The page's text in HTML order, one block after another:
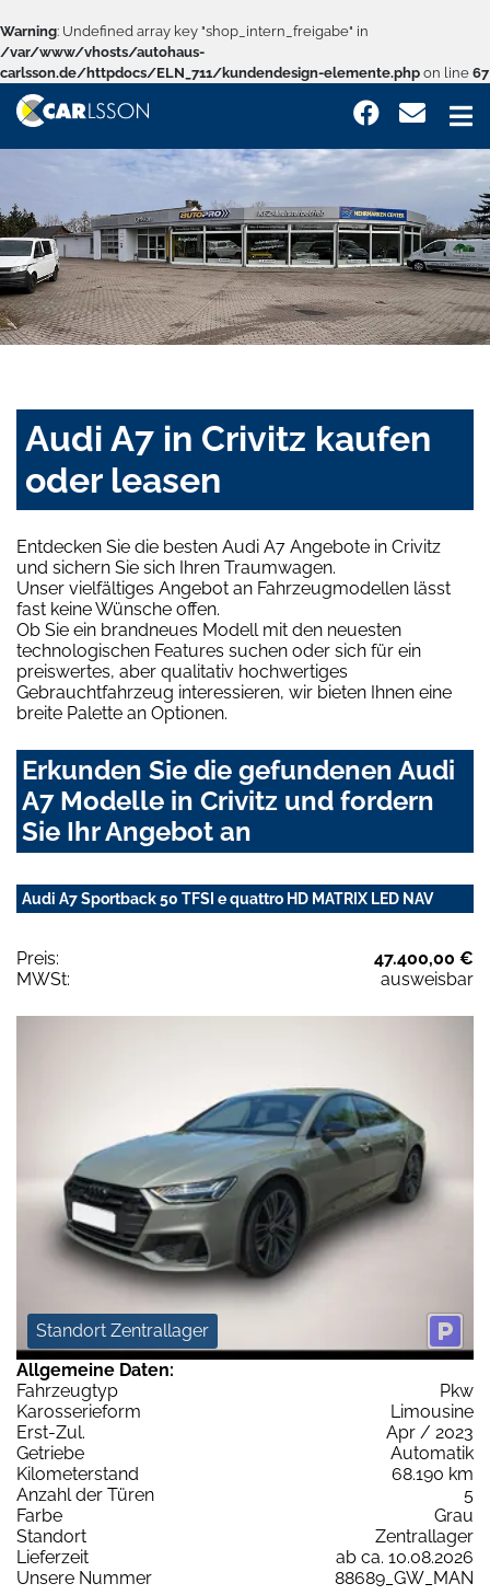
Warning: Undefined array key "shop_intern_freigabe" in
/var/www/vhosts/autohaus-
carlsson.de/httpdocs/ELN_711/kundendesign-elemente.php on line 67
Audi A7 in Crivitz kaufen
oder leasen
Entdecken Sie die besten Audi A7 Angebote in Crivitz
und sichern Sie sich Ihren Traumwagen.
Unser vielfältiges Angebot an Fahrzeugmodellen lässt
fast keine Wünsche offen.
Ob Sie ein brandneues Modell mit den neuesten
technologischen Features suchen oder sich für ein
preiswertes, aber qualitativ hochwertiges
Gebrauchtfahrzeug interessieren, wir bieten Ihnen eine
breite Palette an Optionen.
Erkunden Sie die gefundenen Audi
A7 Modelle in Crivitz und fordern
Sie Ihr Angebot an
Audi A7 Sportback 50 TFSI e quattro HD MATRIX LED NAV
Preis:
47.400,00 €
MWSt:
ausweisbar
Standort Zentrallager
Allgemeine Daten:
Fahrzeugtyp
Pkw
Karosserieform
Limousine
Erst-Zul.
Apr / 2023
Getriebe
Automatik
Kilometerstand
68.190 km
Anzahl der Türen
5
Farbe
Grau
Standort
Zentrallager
Lieferzeit
ab ca. 10.08.2026
Unsere Nummer
88689_GW_MAN